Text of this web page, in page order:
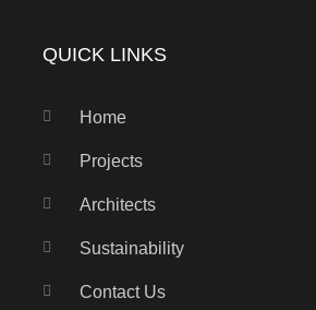
QUICK LINKS
Home
Projects
Architects
Sustainability
Contact Us